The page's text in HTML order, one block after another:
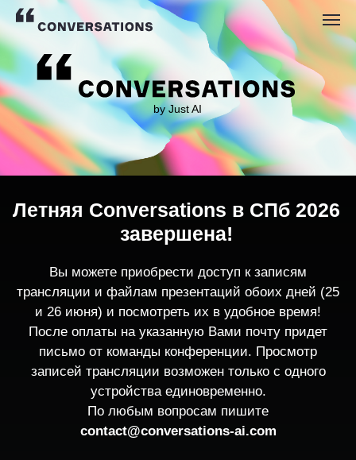
by Just AI
трансляции и файлам презентаций обоих дней (25
После оплаты на указанную Вами почту придет
записей трансляции возможен только с одного
устройства единовременно.
По любым вопросам пишите
contact@conversations-ai.co m
Летняя Conversations в СПб 2026
завершена!
Ждем вас 2 декабря на
Conversations 2026 в Москве